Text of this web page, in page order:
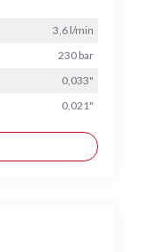
3,6 l/min
230 bar
0,033"
0,021"